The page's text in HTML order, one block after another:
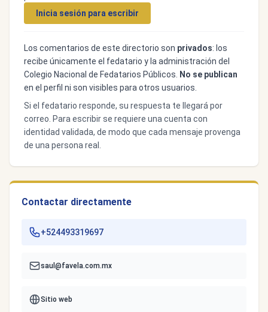
Inicia sesión para escribir
Los comentarios de este directorio son privados: los
recibe únicamente el fedatario y la administración del
Colegio Nacional de Fedatarios Públicos.
No se publican
en el perfil ni son visibles para otros usuarios.
Si el fedatario responde, su respuesta te llegará por
correo. Para escribir se requiere una cuenta con
identidad validada, de modo que cada mensaje provenga
de una persona real.
Contactar directamente
+524493319697
saul@favela.com.mx
Sitio web